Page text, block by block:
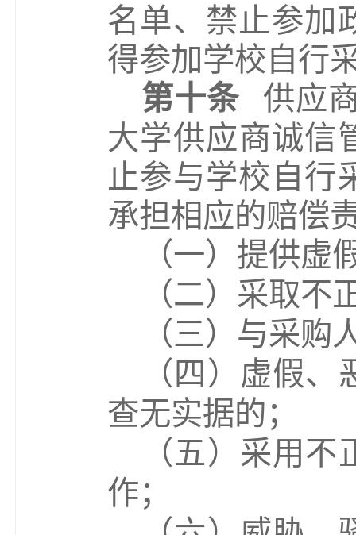
名单、禁止参加
得参加学校自行
第十条
供应
大学供应商诚信
止参与学校 自行
承担相应的赔偿
（一） 提供虚
（二） 采取不
（三） 与采购
（ 四 ） 虚假、
查无实据的；
（五） 采用不
作；